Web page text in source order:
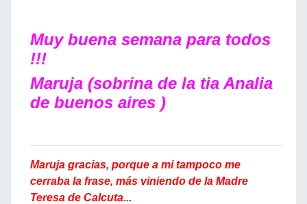
Muy buena semana para todos
!!!
Maruja (sobrina de la tia Analia
de buenos aires )
Maruja gracias, porque a mi tampoco me
cerraba la frase, más viniendo de la Madre
Teresa de Calcuta...